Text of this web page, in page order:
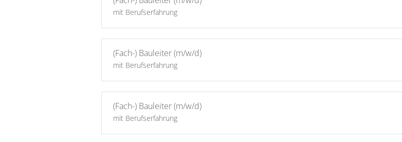
mit Berufserfahrung
(Fach-) Bauleiter (m/w/d)
mit Berufserfahrung
(Fach-) Bauleiter (m/w/d)
mit Berufserfahrung